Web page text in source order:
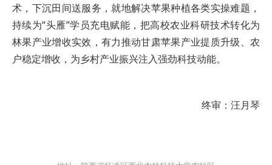
术，下沉田间送服务，就地解决苹果种植各类实操难题，
持续为“头雁”学员充电赋能，把高校农业科研技术转化为
林果产业增收实效，有力推动甘肃苹果产业提质升级、农
户稳定增收，为乡村产业振兴注入强劲科技动能。
终审：汪月琴